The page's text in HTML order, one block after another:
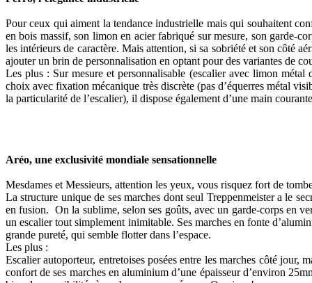
Pour ceux qui aiment la tendance industrielle mais qui souhaitent
en bois massif, son limon en acier fabriqué sur mesure, son garde-
les intérieurs de caractère. Mais attention, si sa sobriété et son côté
ajouter un brin de personnalisation en optant pour des variantes de
Les plus : Sur mesure et personnalisable (escalier avec limon
choix avec fixation mécanique très discrète (pas d’équerres métal
la particularité de l’escalier), il dispose également d’une main
Aréo, une exclusivité mondiale sensationnelle
Mesdames et Messieurs, attention les yeux, vous risquez fort de
La structure unique de ses marches dont seul Treppenmeister a le
en fusion. On la sublime, selon ses goûts, avec un garde-corps en
un escalier tout simplement inimitable. Ses marches en fonte
grande pureté, qui semble flotter dans l’espace.
Les plus :
Escalier autoporteur, entretoises posées entre les marches côté
confort de ses marches en aluminium d’une épaisseur d’environ